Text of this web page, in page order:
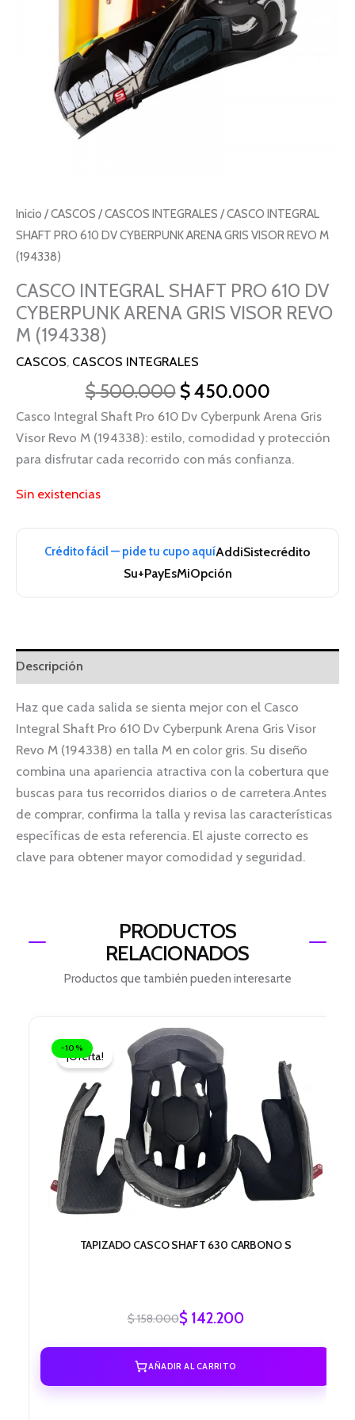
Inicio /CASCOS /CASCOS INTEGRALES / CASCO INTEGRAL
SHAFT PRO 610 DV CYBERPUNK ARENA GRIS VISOR REVO M
(194338)
CASCO INTEGRAL SHAFT PRO 610 DV
CYBERPUNK ARENA GRIS VISOR REVO
M (194338)
CASCOS, CASCOS INTEGRALES
$500.000 $450.000
Casco Integral Shaft Pro 610 Dv Cyberpunk Arena Gris
Visor Revo M (194338): estilo, comodidad y protección
para disfrutar cada recorrido con más confianza.
Sin existencias
Crédito fácil — pide tu cupo aquíAddiSistecrédito
Su+PayEsMiOpción
Descripción
Haz que cada salida se sienta mejor con el Casco
Integral Shaft Pro 610 Dv Cyberpunk Arena Gris Visor
Revo M (194338) en talla M en color gris. Su diseño
combina una apariencia atractiva con la cobertura que
buscas para tus recorridos diarios o de carretera.Antes
de comprar, confirma la talla y revisa las características
específicas de esta referencia. El ajuste correcto es
clave para obtener mayor comodidad y seguridad.
PRODUCTOS
RELACIONADOS
Productos que también pueden interesarte
-10%
¡Oferta!
TAPIZADO CASCO SHAFT 630 CARBONO S
$158.000
El
precio
original
era:
$ 158.000.
$142.200
El
precio
actual
es:
$ 142.200.
AÑADIR AL CARRITO